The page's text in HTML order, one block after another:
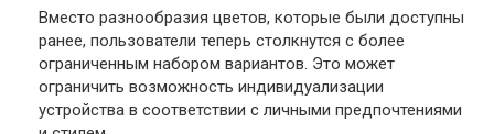
Вместо разнообразия цветов, которые были доступны
ранее, пользователи теперь столкнутся с более
ограниченным набором вариантов. Это может
ограничить возможность индивидуализации
устройства в соответствии с личными предпочтениями